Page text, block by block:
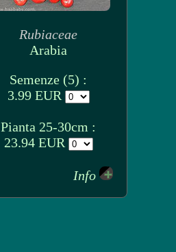
Rubiaceae
Arabia
Semenze (5) :
3.99 EUR
Pianta 25-30cm :
23.94 EUR
Info